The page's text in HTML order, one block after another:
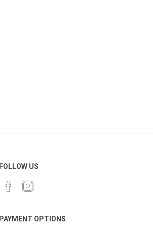
FOLLOW US
PAYMENT OPTIONS